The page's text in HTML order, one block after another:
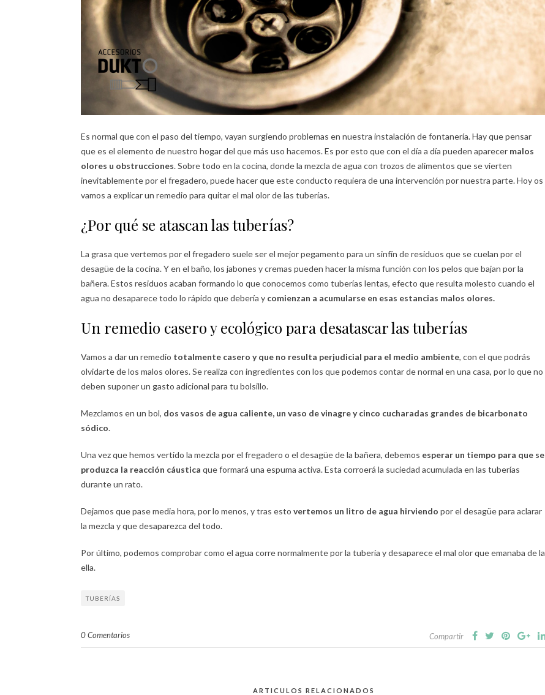
Es normal que con el paso del tiempo, vayan surgiendo problemas en nuestra instalación de fontanería. Hay que pensar
que es el elemento de nuestro hogar del que más uso hacemos. Es por esto que con el día a día pueden aparecer malos
olores u obstrucciones. Sobre todo en la cocina, donde la mezcla de agua con trozos de alimentos que se vierten
inevitablemente por el fregadero, puede hacer que este conducto requiera de una intervención por nuestra parte. Hoy os
vamos a explicar un remedio para quitar el mal olor de las tuberías.
¿Por qué se atascan las tuberías?
La grasa que vertemos por el fregadero suele ser el mejor pegamento para un sinfín de residuos que se cuelan por el
desagüe de la cocina. Y en el baño, los jabones y cremas pueden hacer la misma función con los pelos que bajan por la
bañera. Estos residuos acaban formando lo que conocemos como tuberías lentas, efecto que resulta molesto cuando el
agua no desaparece todo lo rápido que debería y comienzan a acumularse en esas estancias malos olores.
Un remedio casero y ecológico para desatascar las tuberías
Vamos a dar un remedio totalmente casero y que no resulta perjudicial para el medio ambiente, con el que podrás
olvidarte de los malos olores. Se realiza con ingredientes con los que podemos contar de normal en una casa, por lo que no
deben suponer un gasto adicional para tu bolsillo.
Mezclamos en un bol, dos vasos de agua caliente, un vaso de vinagre y cinco cucharadas grandes de bicarbonato
sódico.
Una vez que hemos vertido la mezcla por el fregadero o el desagüe de la bañera, debemos esperar un tiempo para que se
produzca la reacción cáustica que formará una espuma activa. Esta corroerá la suciedad acumulada en las tuberías
durante un rato.
Dejamos que pase media hora, por lo menos, y tras esto vertemos un litro de agua hirviendo por el desagüe para aclarar
la mezcla y que desaparezca del todo.
Por último, podemos comprobar como el agua corre normalmente por la tubería y desaparece el mal olor que emanaba de la
ella.
TUBERÍAS
0 Comentarios Compartir
ARTICULOS RELACIONADOS